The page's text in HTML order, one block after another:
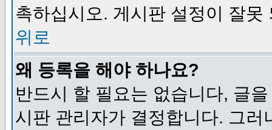
촉하십시오. 게시판 설정이 잘못
위로
왜 등록을 해야 하나요?
반드시 할 필요는 없습니다, 글
시판 관리자가 결정합니다. 그